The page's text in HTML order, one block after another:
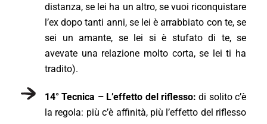
distanza, se lei ha un altro, se vuoi riconquistare
l’ex dopo tanti anni, se lei è arrabbiato con te, se
sei un amante, se lei si è stufato di te, se
avevate una relazione molto corta, se lei ti ha
tradito).
14° Tecnica – L’effetto del riflesso: di solito c’è
la regola: più c’è affinità, più l’effetto del riflesso